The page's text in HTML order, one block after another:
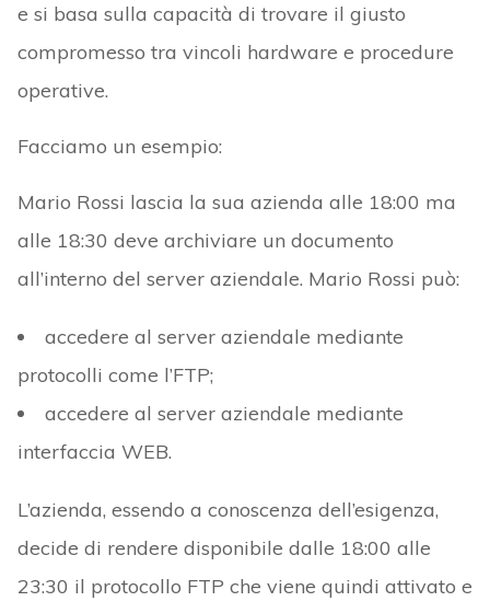
e si basa sulla capacità di trovare il giusto
compromesso tra vincoli hardware e procedure
operative.
Facciamo un esempio:
Mario Rossi lascia la sua azienda alle 18:00 ma
alle 18:30 deve archiviare un documento
all’interno del server aziendale. Mario Rossi può:
accedere al server aziendale mediante
protocolli come l’FTP;
accedere al server aziendale mediante
interfaccia WEB.
L’azienda, essendo a conoscenza dell’esigenza,
decide di rendere disponibile dalle 18:00 alle
23:30 il protocollo FTP che viene quindi attivato e